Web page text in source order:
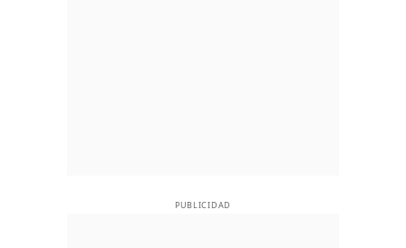
PUBLICIDAD